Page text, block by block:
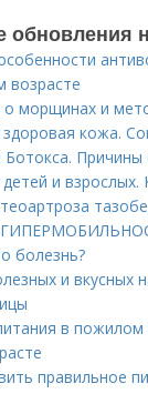
обновления
возрасте
о морщинах и
здоровая кожа.
Ботокса.
и
болезнь?
и вкусных
в
правильное